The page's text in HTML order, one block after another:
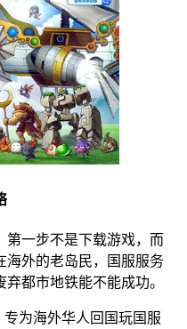
第一步不是下载游戏，而
海外的老岛民，国服服务
都市地铁能不能成功。
专为海外华人回国玩国服